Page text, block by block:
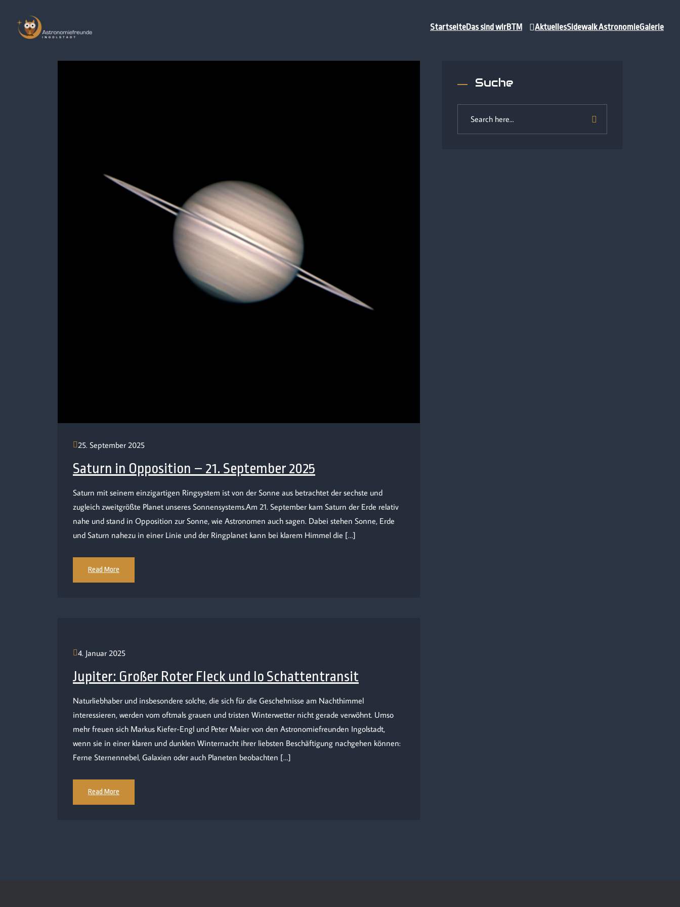
StartseiteDas sind wirBTM AktuellesSidewalk AstronomieGalerie
25. September 2025
Saturn in Opposition – 21. September 2025
Saturn mit seinem einzigartigen Ringsystem ist von der Sonne aus betrachtet der sechste und
zugleich zweitgrößte Planet unseres Sonnensystems.Am 21. September kam Saturn der Erde relativ
nahe und stand in Opposition zur Sonne, wie Astronomen auch sagen. Dabei stehen Sonne, Erde
und Saturn nahezu in einer Linie und der Ringplanet kann bei klarem Himmel die […]
Read More
4. Januar 2025
Jupiter: Großer Roter Fleck und Io Schattentransit
Naturliebhaber und insbesondere solche, die sich für die Geschehnisse am Nachthimmel
interessieren, werden vom oftmals grauen und tristen Winterwetter nicht gerade verwöhnt. Umso
mehr freuen sich Markus Kiefer-Engl und Peter Maier von den Astronomiefreunden Ingolstadt,
wenn sie in einer klaren und dunklen Winternacht ihrer liebsten Beschäftigung nachgehen können:
Ferne Sternennebel, Galaxien oder auch Planeten beobachten […]
Read More
Suche